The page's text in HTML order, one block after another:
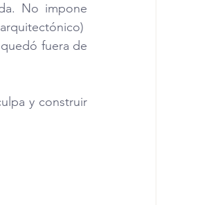
No impone
fuera de
y construir